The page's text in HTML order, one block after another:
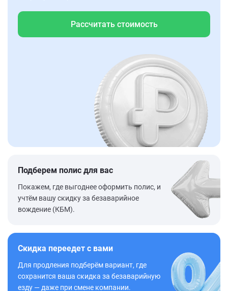
Рассчитать стоимость
Подберем полис для вас
Покажем, где выгоднее оформить полис, и
учтём вашу скидку за безаварийное
вождение (КБМ).
Скидка переедет с вами
Для продления подберём вариант, где
сохранится ваша скидка за безаварийную
езду — даже при смене компании.